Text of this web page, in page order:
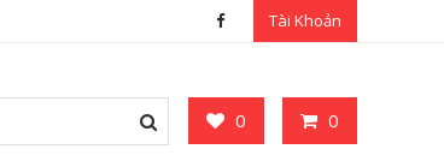
Tài Khoản
0 0